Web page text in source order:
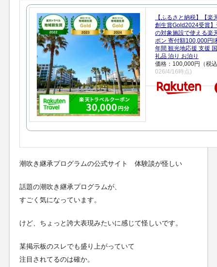
【ふるさと納税】【楽
創生賞Gold2024受賞
の対象施設で使える楽
ポン 寄付額100,000円|
年間 観光地応援 支援
礼品 泊り お泊り
価格：100,000円（税
026/4/16時点)
潮吹き継承プログラムの公式サイト 体験談が怪しい
話題の潮吹き継承プログラムが、
すごく気になっています。
けど、ちょっと誇大表現みたいに感じて怪しいです。
某掲示板のスレでも盛り上がっていて
注目されてるのは確か。